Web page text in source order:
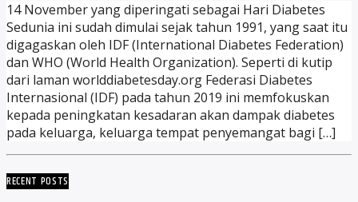
14 November yang diperingati sebagai Hari Diabetes
Sedunia ini sudah dimulai sejak tahun 1991, yang saat itu
digagaskan oleh IDF (International Diabetes Federation)
dan WHO (World Health Organization). Seperti di kutip
dari laman worlddiabetesday.org Federasi Diabetes
Internasional (IDF) pada tahun 2019 ini memfokuskan
kepada peningkatan kesadaran akan dampak diabetes
pada keluarga, keluarga tempat penyemangat bagi […]
RECENT POSTS